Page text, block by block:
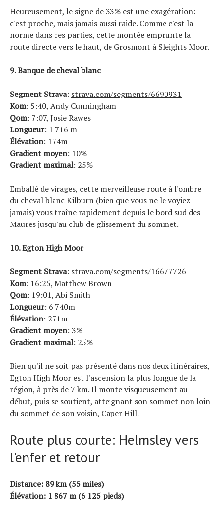
Heureusement, le signe de 33% est une exagération:
c'est proche, mais jamais aussi raide. Comme c'est la
norme dans ces parties, cette montée emprunte la
route directe vers le haut, de Grosmont à Sleights Moor.
9. Banque de cheval blanc
Segment Strava: strava.com/segments/6690931
Kom: 5:40, Andy Cunningham
Qom: 7:07, Josie Rawes
Longueur: 1 716 m
Élévation: 174m
Gradient moyen: 10%
Gradient maximal: 25%
Emballé de virages, cette merveilleuse route à l'ombre
du cheval blanc Kilburn (bien que vous ne le voyiez
jamais) vous traîne rapidement depuis le bord sud des
Maures jusqu'au club de glissement du sommet.
10. Egton High Moor
Segment Strava: strava.com/segments/16677726
Kom: 16:25, Matthew Brown
Qom: 19:01, Abi Smith
Longueur: 6 740m
Élévation: 271m
Gradient moyen: 3%
Gradient maximal: 25%
Bien qu'il ne soit pas présenté dans nos deux itinéraires,
Egton High Moor est l'ascension la plus longue de la
région, à près de 7 km. Il monte visqueusement au
début, puis se soutient, atteignant son sommet non loin
du sommet de son voisin, Caper Hill.
Route plus courte: Helmsley vers
l'enfer et retour
Distance: 89 km (55 miles)
Élévation: 1 867 m (6 125 pieds)